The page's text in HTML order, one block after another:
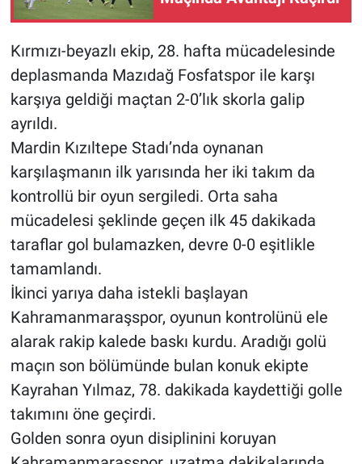
Kırmızı-beyazlı ekip, 28. hafta mücadelesinde
deplasmanda Mazıdağ Fosfatspor ile karşı
karşıya geldiği maçtan 2-0’lık skorla galip
ayrıldı.
Mardin Kızıltepe Stadı’nda oynanan
karşılaşmanın ilk yarısında her iki takım da
kontrollü bir oyun sergiledi. Orta saha
mücadelesi şeklinde geçen ilk 45 dakikada
taraflar gol bulamazken, devre 0-0 eşitlikle
tamamlandı.
İkinci yarıya daha istekli başlayan
Kahramanmaraşspor, oyunun kontrolünü ele
alarak rakip kalede baskı kurdu. Aradığı golü
maçın son bölümünde bulan konuk ekipte
Kayrahan Yılmaz, 78. dakikada kaydettiği golle
takımını öne geçirdi.
Golden sonra oyun disiplinini koruyan